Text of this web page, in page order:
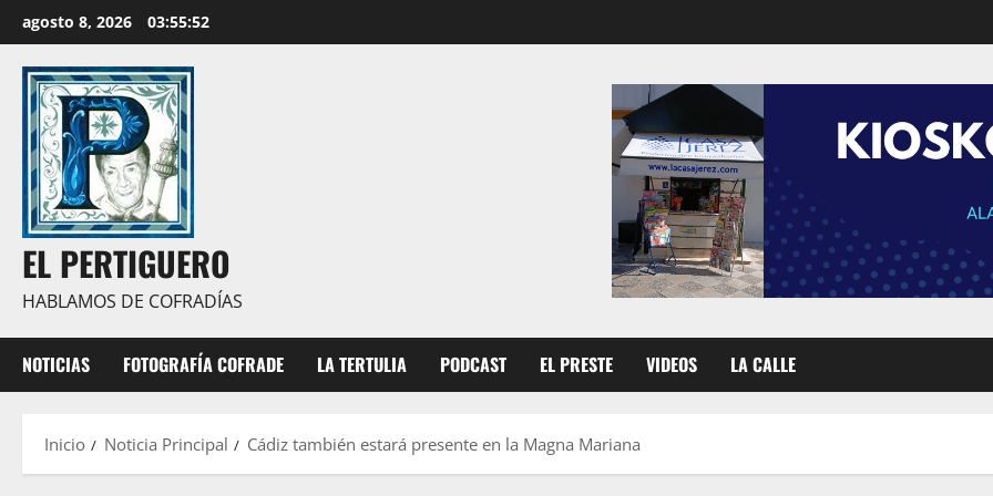
al
contenido
agosto 8, 2026 03:55:53
EL PERTIGUERO
HABLAMOS DE COFRADÍAS
NOTICIAS FOTOGRAFÍA COFRADE LA TERTULIA PODCAST EL PRESTE VIDEOS LA CALLE
Inicio Noticia Principal Cádiz también estará presente en la Magna Mariana